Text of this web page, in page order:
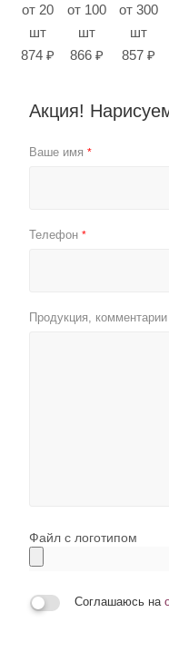
от 20
шт
874 ₽
от 100
шт
866 ₽
от 300
шт
857 ₽
Акция!
Ваше имя *
Телефон *
Продукция, комментарии
Файл с логотипом
Соглашаюсь на